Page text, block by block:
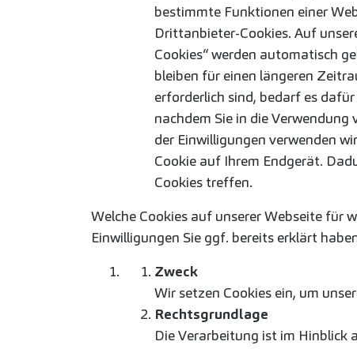
bestimmte Funktionen einer
Drittanbieter-Cookies. Auf
Cookies“ werden automatisch
bleiben für einen längeren
erforderlich sind, bedarf es
nachdem Sie in die
der Einwilligungen verwenden
Cookie auf Ihrem Endgerät.
Cookies treffen.
Welche Cookies auf unserer Webseite für
Einwilligungen Sie ggf. bereits erklärt
Zweck
Wir setzen Cookies ein, um
Rechtsgrundlage
Die Verarbeitung ist im Hinblick